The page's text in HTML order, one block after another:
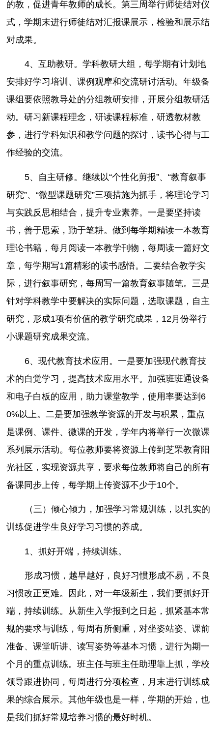
的教，促进青年教师的成长。第三周举行师徒结对仪
式，学期末进行师徒结对汇报课展示，检验和展示结
对成果。
4、互助教研。学科教研大组，每学期有计划地
安排好学习培训、课例观摩和交流研讨活动。年级备
课组要依照教导处的分组教研安排，开展分组教研活
动。研习新课程理念，研读课程标准，研透教材教
参，进行学科知识和教学问题的探讨，读书心得与工
作经验的交流。
5、自主研修。继续以“个性化剪报”、“教育叙事
研究”、“微型课题研究”三项措施为抓手，将理论学习
与实践反思相结合，提升专业素养。一是要坚持读
书，善于思索，勤于笔耕。做到每学期精读一本教育
理论书籍，每月阅读一本教学刊物，每周读一篇好文
章，每学期写1篇精彩的读书感悟。二要结合教学实
际，进行叙事研究，每周写一篇教育叙事随笔。三是
针对学科教学中要解决的实际问题，选取课题，自主
研究，形成1项有价值的教学研究成果，12月份举行
小课题研究成果交流。
6、现代教育技术应用。一是要加强现代教育技
术的自觉学习，提高技术应用水平。加强班班通设备
和电子白板的应用，助力课堂教学，使用率要达到6
0%以上。二是要加强教学资源的开发与积累，重点
是课例、课件、微课的开发，学年内将举行一次微课
系列展示活动。每位教师要将资源上传到芝罘教育阳
光社区，实现资源共享，要求每位教师将自己的所有
备课同步上传，每学期上传资源不少于10个。
（三）倾心倾力，加强学习常规训练，以扎实的
训练促进学生良好学习习惯的养成。
1、抓好开端，持续训练。
形成习惯，越早越好，良好习惯形成不易，不良
习惯改正更难。因此，对一年级新生，我们要抓好开
端，持续训练。从新生入学报到之日起，抓紧基本常
规的要求与训练，每周有所侧重，对坐姿站姿、课前
准备、课堂听讲、读写姿势等基本习惯，进行为期一
个月的重点训练。班主任与班主任助理靠上抓，学校
领导跟进协同，每周进行分项检查，月末进行训练成
果的综合展示。其他年级也是一样，学期的开始，也
是我们抓好常规培养习惯的最好时机。